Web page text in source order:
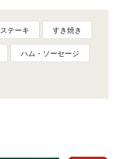
ステーキ すき焼き
ハム・ソーセージ